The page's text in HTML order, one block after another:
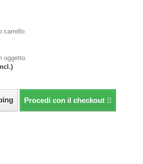
carrello
oggetto.
Procedi con il checkout